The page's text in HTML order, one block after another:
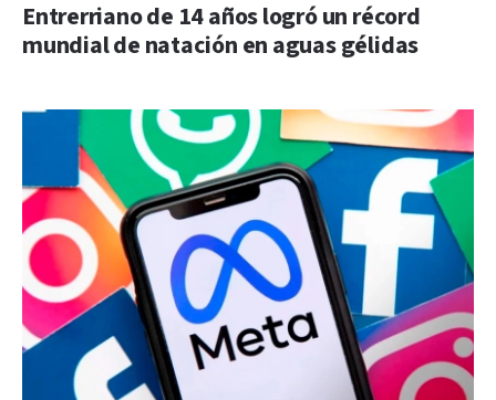
Entrerriano de 14 años logró un récord
mundial de natación en aguas gélidas